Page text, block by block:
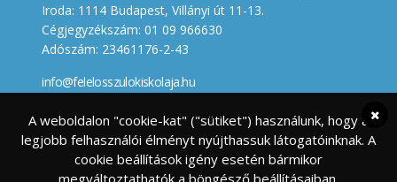
Iroda: 1114 Budapest, Villányi út 11-13.
Cégjegyzékszám: 01 09 966630
Adószám: 23461176-2-43
info@felelosszulokiskolaja.hu
A weboldalon "cookie-kat" ("sütiket") használunk, hogy a
legjobb felhasználói élményt nyújthassuk látogatóinknak. A
cookie beállítások igény esetén bármikor
megváltoztathatók a böngésző beállításaiban.